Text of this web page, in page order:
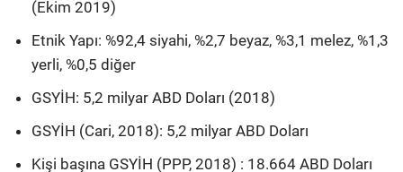
(Ekim 2019)
Etnik Yapı: %92,4 siyahi, %2,7 beyaz, %3,1 melez, %1,3
yerli, %0,5 diğer
GSYİH: 5,2 milyar ABD Doları (2018)
GSYİH (Cari, 2018): 5,2 milyar ABD Doları
Kişi başına GSYİH (PPP, 2018) : 18.664 ABD Doları